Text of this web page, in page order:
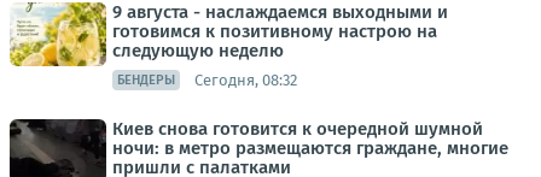
9 августа - наслаждаемся выходными и
готовимся к позитивному настрою на
следующую неделю
БЕНДЕРЫ Сегодня, 08:32
Киев снова готовится к очередной шумной
ночи: в метро размещаются граждане, многие
пришли с палатками